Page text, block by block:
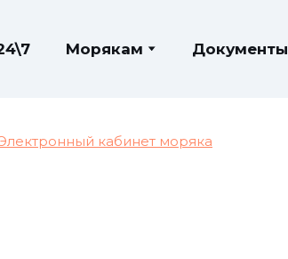
Морякам Документы
кабинет моряка